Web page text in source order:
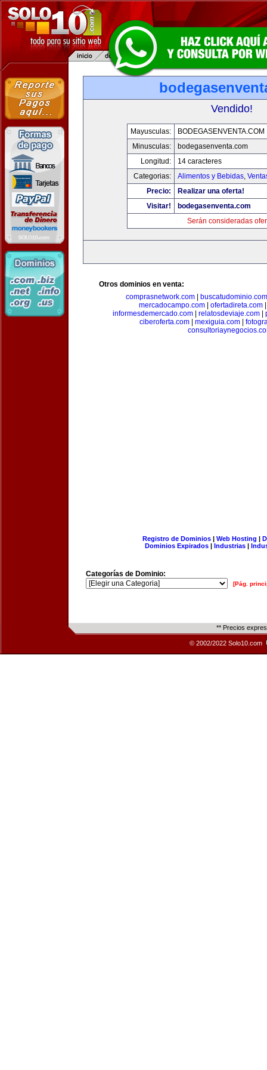
Vendido!
Mayusculas:
BODEGASENVENTA.COM
Minusculas:
bodegasenventa.com
Longitud:
14 caracteres
Categorias:
Alimentos y Bebidas,
Precio:
Realizar una oferta!
Visitar!
bodegasenventa.com
Serán consideradas
Otros dominios en venta:
comprasnetwork.com
buscatudominio.com
mercadocampo.com| ofertadireta.com
informesdemercado.com| relatosdeviaje.com|
ciberoferta.com
mexiguia.com
Registro de Dominios| Web Hosting |
Dominios Expirados | Industrias |
Categorías de Dominio:
[Pág.
** Precios
© 2002/2022 Solo10.com